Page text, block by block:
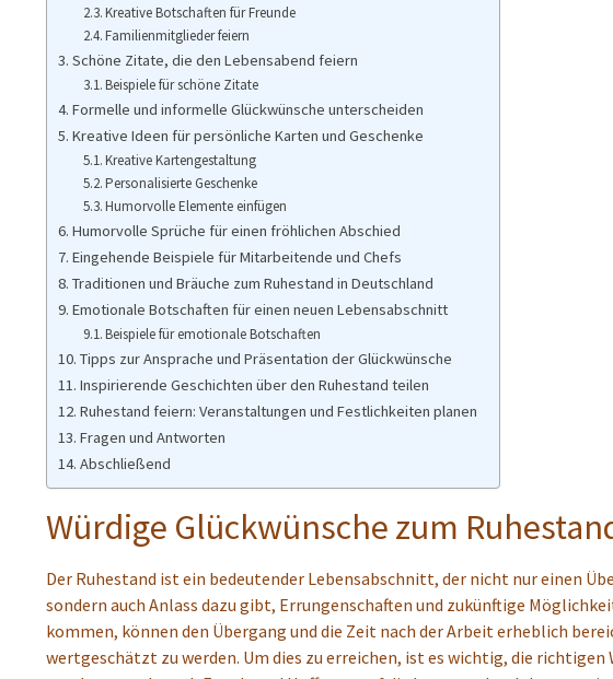
Kreative Botschaften für Freunde
Familienmitglieder feiern
Schöne Zitate, die den Lebensabend feiern
Beispiele für schöne Zitate
Formelle und informelle Glückwünsche unterscheiden
Kreative Ideen für persönliche Karten und Geschenke
Kreative Kartengestaltung
Personalisierte Geschenke
Humorvolle Elemente einfügen
Humorvolle Sprüche für einen fröhlichen Abschied
Eingehende Beispiele für Mitarbeitende und Chefs
Traditionen und Bräuche zum Ruhestand in Deutschland
Emotionale Botschaften für einen neuen Lebensabschnitt
Beispiele für emotionale Botschaften
Tipps zur Ansprache und Präsentation der Glückwünsche
Inspirierende Geschichten über den Ruhestand teilen
Ruhestand feiern: Veranstaltungen und Festlichkeiten planen
Fragen und Antworten
Abschließend
Würdige Glückwünsche zum
Der Ruhestand ist ein bedeutender Lebensabschnitt, der nicht nur einen
sondern auch Anlass dazu gibt, Errungenschaften und zukünftige
kommen, können den Übergang und die Zeit nach der Arbeit erheblich
wertgeschätzt zu werden. Um dies zu erreichen, ist es wichtig, die